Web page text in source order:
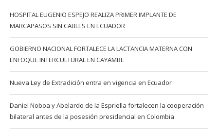
HOSPITAL EUGENIO ESPEJO REALIZA PRIMER IMPLANTE DE
MARCAPASOS SIN CABLES EN ECUADOR
GOBIERNO NACIONAL FORTALECE LA LACTANCIA MATERNA CON
ENFOQUE INTERCULTURAL EN CAYAMBE
Nueva Ley de Extradición entra en vigencia en Ecuador
Daniel Noboa y Abelardo de la Espriella fortalecen la cooperación
bilateral antes de la posesión presidencial en Colombia